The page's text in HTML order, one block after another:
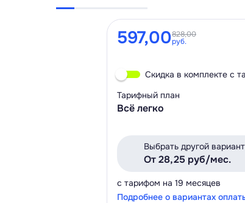
597,00828,00
руб.
Скидка в комплекте с
Тарифный план
Всё легко
Выбрать другой
От 28,25 руб/мес.
с тарифом на 19 месяцев
Подробнее о вариантах